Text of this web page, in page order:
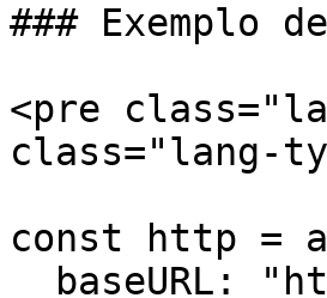
### Exemplo
<pre
class="lang-
const http =